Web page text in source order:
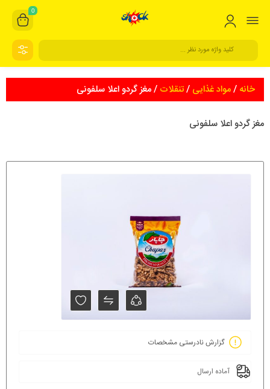
0
خانه /مواد غذایی /تنقلات / مغز گردو اعلا سلفونی
مغز گردو اعلا سلفونی
گزارش نادرستی مشخصات
آماده ارسال